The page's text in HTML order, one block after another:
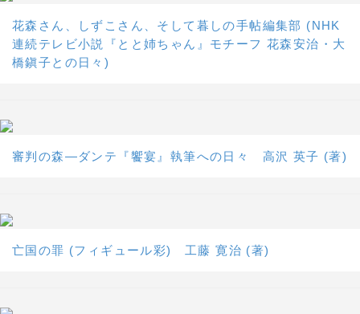
花森さん、しずこさん、そして暮しの手帖編集部 (NHK
連続テレビ小説『とと姉ちゃん』モチーフ 花森安治・大
橋鎭子との日々)
審判の森―ダンテ『饗宴』執筆への日々 高沢 英子 (著)
亡国の罪 (フィギュール彩) 工藤 寛治 (著)